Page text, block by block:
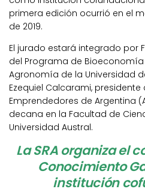
primera edición ocurrió en el
de 2019.
El jurado estará integrado por
del Programa de
Agronomía de la Universidad
Ezequiel Calcarami,
Emprendedores de Argentina
decana en la Facultad de
Universidad Austral.
La SRA organiza el
Conocimiento
institución